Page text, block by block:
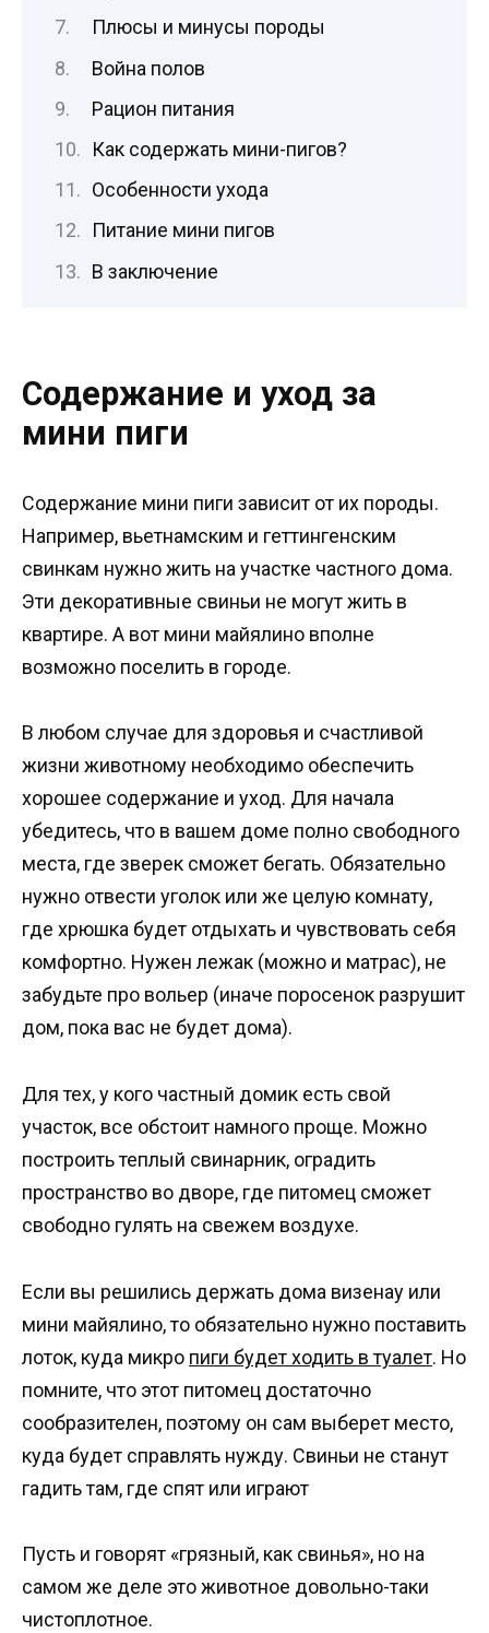
Плюсы и минусы породы
Война полов
Рацион питания
Как содержать мини-пигов?
Особенности ухода
Питание мини пигов
В заключение
Содержание и уход за
мини пиги
Содержание мини пиги зависит от их породы.
Например, вьетнамским и геттингенским
свинкам нужно жить на участке частного дома.
Эти декоративные свиньи не могут жить в
квартире. А вот мини майялино вполне
возможно поселить в городе.
В любом случае для здоровья и счастливой
жизни животному необходимо обеспечить
хорошее содержание и уход. Для начала
убедитесь, что в вашем доме полно свободного
места, где зверек сможет бегать. Обязательно
нужно отвести уголок или же целую комнату,
где хрюшка будет отдыхать и чувствовать себя
комфортно. Нужен лежак (можно и матрас), не
забудьте про вольер (иначе поросенок разрушит
дом, пока вас не будет дома).
Для тех, у кого частный домик есть свой
участок, все обстоит намного проще. Можно
построить теплый свинарник, оградить
пространство во дворе, где питомец сможет
свободно гулять на свежем воздухе.
Если вы решились держать дома визенау или
мини майялино, то обязательно нужно поставить
лоток, куда микро пиги будет ходить в туалет. Но
помните, что этот питомец достаточно
сообразителен, поэтому он сам выберет место,
куда будет справлять нужду. Свиньи не станут
гадить там, где спят или играют
Пусть и говорят «грязный, как свинья», но на
самом же деле это животное довольно-таки
чистоплотное.